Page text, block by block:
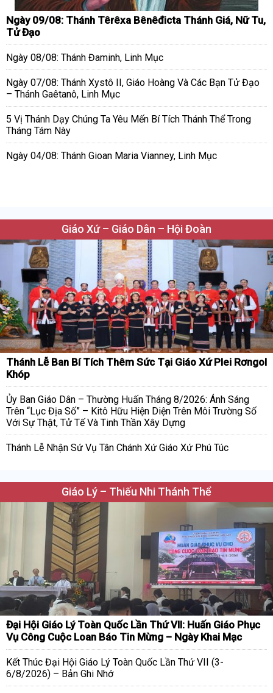
Ngày 09/08: Thánh Têrêxa Bênêđicta Thánh Giá, Nữ Tu,
Tử Đạo
Ngày 08/08: Thánh Đaminh, Linh Mục
Ngày 07/08: Thánh Xystô II, Giáo Hoàng Và Các Bạn Tử Đạo
– Thánh Gaêtanô, Linh Mục
5 Vị Thánh Dạy Chúng Ta Yêu Mến Bí Tích Thánh Thể Trong
Tháng Tám Này
Ngày 04/08: Thánh Gioan Maria Vianney, Linh Mục
Giáo Xứ – Giáo Dân – Hội Đoàn
Thánh Lễ Ban Bí Tích Thêm Sức Tại Giáo Xứ Plei Rơngol
Khóp
Ủy Ban Giáo Dân – Thường Huấn Tháng 8/2026: Ánh Sáng
Trên “Lục Địa Số” – Kitô Hữu Hiện Diện Trên Môi Trường Số
Với Sự Thật, Tử Tế Và Tinh Thần Xây Dựng
Thánh Lễ Nhận Sứ Vụ Tân Chánh Xứ Giáo Xứ Phú Túc
Giáo Lý – Thiếu Nhi Thánh Thể
Đại Hội Giáo Lý Toàn Quốc Lần Thứ VII: Huấn Giáo Phục
Vụ Công Cuộc Loan Báo Tin Mừng – Ngày Khai Mạc
Kết Thúc Đại Hội Giáo Lý Toàn Quốc Lần Thứ VII (3-
6/8/2026) – Bản Ghi Nhớ